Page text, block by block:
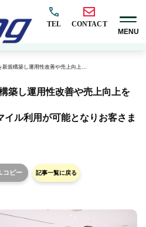
TEL
CONTACT
MENU
JALがモール型ECを新規構築し運用性改善や売上向上を実現
築し運用性改善や売上向上を
イル利用が可能となりお客さま
コピー 記事一覧に戻る
BtoB